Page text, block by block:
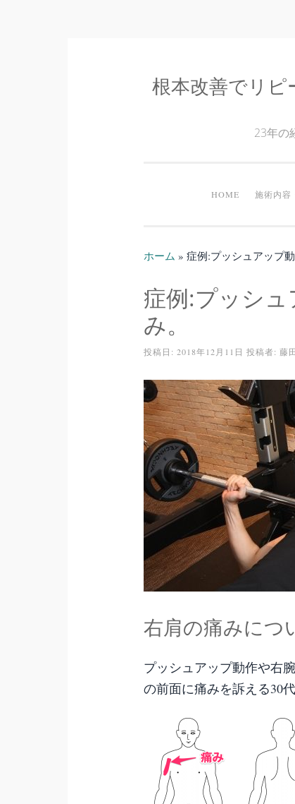
コ
プ
根本改善でリピ
23年の
HOME 施術内容
ホーム » 症例:プッシュアップ
症例:プッシ
み。
投稿日: 2018年12月11日 投稿者: 藤
右肩の痛みにつ
プッシュアップ動作や右
の前面に痛みを訴える30